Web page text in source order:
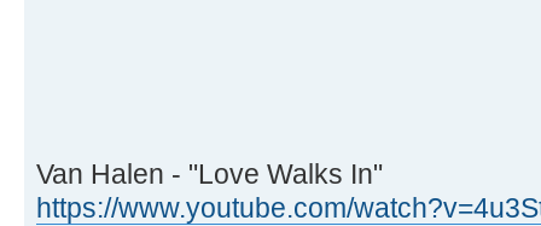
Van Halen - "Love Walks In"
https://www.youtube.com/